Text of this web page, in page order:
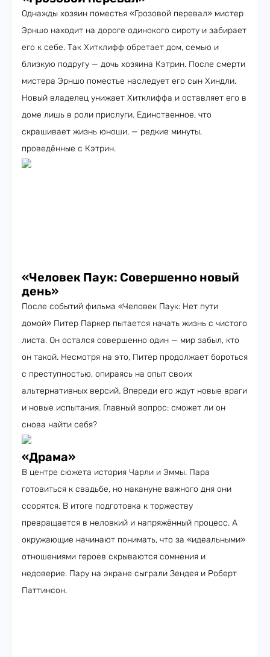
Однажды хозяин поместья «Грозовой перевал» мистер
Эрншо находит на дороге одинокого сироту и забирает
его к себе. Так Хитклифф обретает дом, семью и
близкую подругу — дочь хозяина Кэтрин. После смерти
мистера Эрншо поместье наследует его сын Хиндли.
Новый владелец унижает Хитклиффа и оставляет его в
доме лишь в роли прислуги. Единственное, что
скрашивает жизнь юноши, — редкие минуты,
проведённые с Кэтрин.
«Человек Паук: Совершенно новый
день»
После событий фильма «Человек Паук: Нет пути
домой» Питер Паркер пытается начать жизнь с чистого
листа. Он остался совершенно один — мир забыл, кто
он такой. Несмотря на это, Питер продолжает бороться
с преступностью, опираясь на опыт своих
альтернативных версий. Впереди его ждут новые враги
и новые испытания. Главный вопрос: сможет ли он
снова найти себя?
«Драма»
В центре сюжета история Чарли и Эммы. Пара
готовиться к свадьбе, но накануне важного дня они
ссорятся. В итоге подготовка к торжеству
превращается в неловкий и напряжённый процесс. А
окружающие начинают понимать, что за «идеальными»
отношениями героев скрываются сомнения и
недоверие. Пару на экране сыграли Зендея и Роберт
Паттинсон.